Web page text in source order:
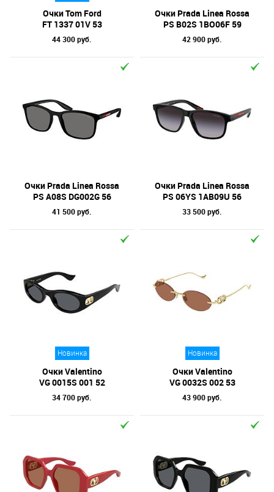
Очки Tom Ford
FT 1337 01V 53
44 300 руб.
Очки Prada Linea Rossa
PS B02S 1BO06F 59
42 900 руб.
Очки Prada Linea Rossa
PS A08S DG002G 56
41 500 руб.
Очки Prada Linea Rossa
PS 06YS 1AB09U 56
33 500 руб.
Новинка
Очки Valentino
VG 0015S 001 52
34 700 руб.
Новинка
Очки Valentino
VG 0032S 002 53
43 900 руб.